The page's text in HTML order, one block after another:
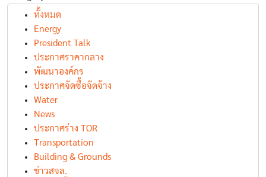
ทั้งหมด
Energy
President Talk
ประกาศราคากลาง
พัฒนาองค์กร
ประกาศจัดซื้อจัดจ้าง
Water
News
ประกาศร่าง TOR
Transportation
Building & Grounds
ข่าวสจล.